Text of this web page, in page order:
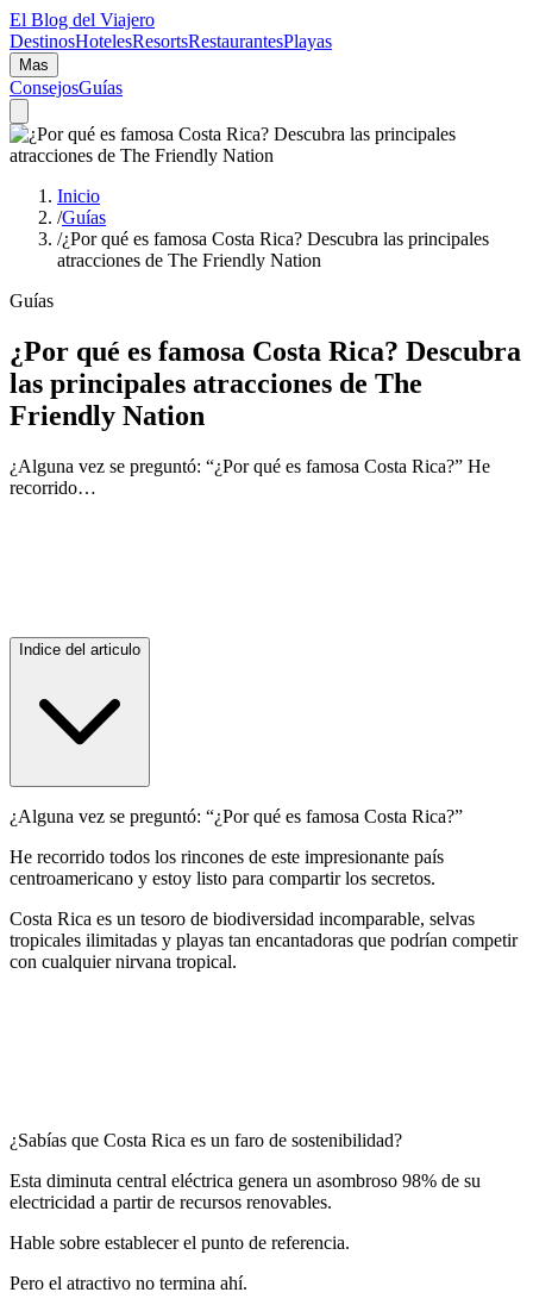
El Blog del Viajero
DestinosHotelesResortsRestaurantesPlayas
Mas
ConsejosGuías
Inicio
/Guías
/¿Por qué es famosa Costa Rica? Descubra las principales
atracciones de The Friendly Nation
Guías
¿Por qué es famosa Costa Rica? Descubra
las principales atracciones de The
Friendly Nation
¿Alguna vez se preguntó: “¿Por qué es famosa Costa Rica?” He
recorrido…
Indice del articulo
¿Alguna vez se preguntó: “¿Por qué es famosa Costa Rica?”
He recorrido todos los rincones de este impresionante país
centroamericano y estoy listo para compartir los secretos.
Costa Rica es un tesoro de biodiversidad incomparable, selvas
tropicales ilimitadas y playas tan encantadoras que podrían competir
con cualquier nirvana tropical.
¿Sabías que Costa Rica es un faro de sostenibilidad?
Esta diminuta central eléctrica genera un asombroso 98% de su
electricidad a partir de recursos renovables.
Hable sobre establecer el punto de referencia.
Pero el atractivo no termina ahí.